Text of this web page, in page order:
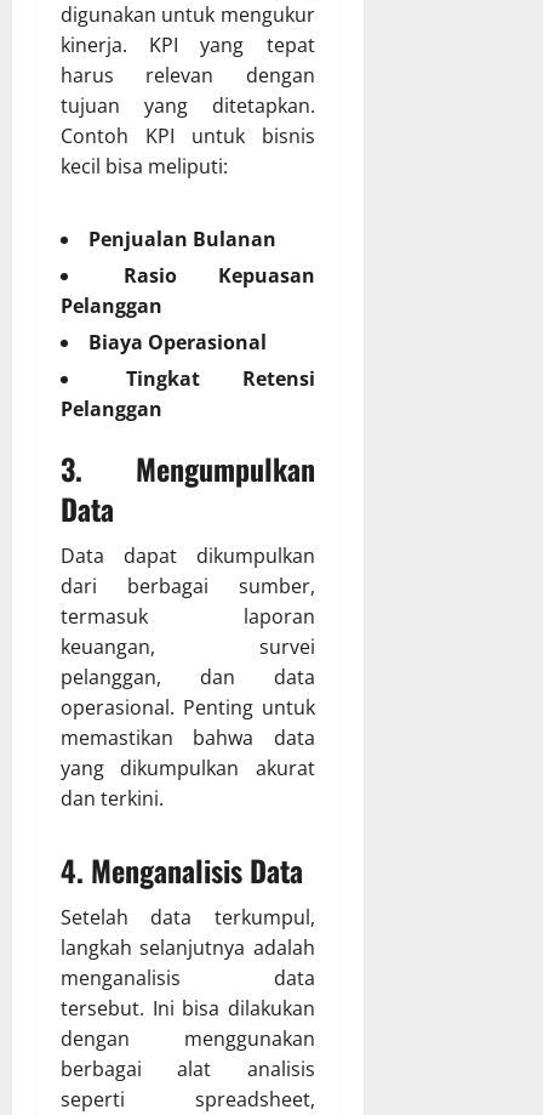
digunakan untuk mengukur
kinerja. KPI yang tepat
harus relevan dengan
tujuan yang ditetapkan.
Contoh KPI untuk bisnis
kecil bisa meliputi:
Penjualan Bulanan
Rasio Kepuasan
Pelanggan
Biaya Operasional
Tingkat Retensi
Pelanggan
3. Mengumpulkan
Data
Data dapat dikumpulkan
dari berbagai sumber,
termasuk laporan
keuangan, survei
pelanggan, dan data
operasional. Penting untuk
memastikan bahwa data
yang dikumpulkan akurat
dan terkini.
4. Menganalisis Data
Setelah data terkumpul,
langkah selanjutnya adalah
menganalisis data
tersebut. Ini bisa dilakukan
dengan menggunakan
berbagai alat analisis
seperti spreadsheet,